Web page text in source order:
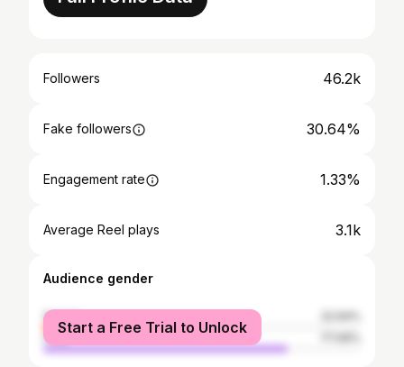
Followers 46.2k
Fake followers 30.64%
Engagement rate 1.33%
Average Reel plays 3.1k
Audience gender
female
male
Start a Free Trial to Unlock